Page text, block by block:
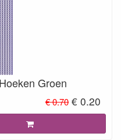
Groen
€ 0.70 € 0.20